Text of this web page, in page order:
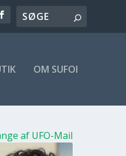
OM SUFOI
af UFO-Mail